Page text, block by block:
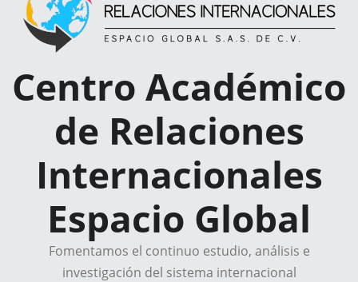
Centro Académico
de Relaciones
Internacionales
Espacio Global
Fomentamos el continuo estudio, análisis e
investigación del sistema internacional